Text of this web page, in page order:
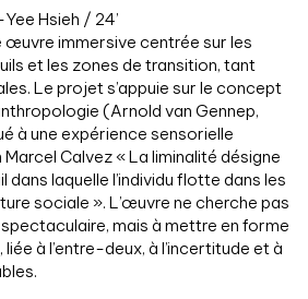
Hsieh / 24’
œuvre immersive centrée sur les
et les zones de transition, tant
Le projet s’appuie sur le concept
(Arnold van Gennep,
à une expérience sensorielle
Calvez « La liminalité désigne
laquelle l’individu flotte dans les
sociale ». L’œuvre ne cherche pas
mais à mettre en forme
à l’entre-deux, à l’incertitude et à